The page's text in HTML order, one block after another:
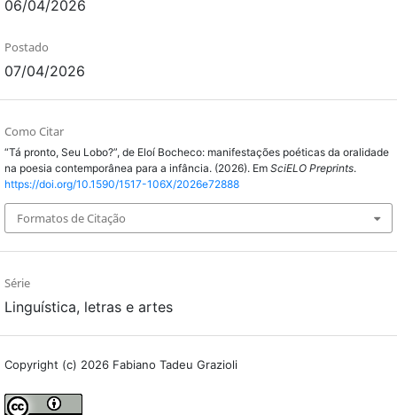
06/04/2026
Postado
07/04/2026
Como Citar
“Tá pronto, Seu Lobo?”, de Eloí Bocheco: manifestações poéticas da oralidade
na poesia contemporânea para a infância. (2026). Em SciELO Preprints.
https://doi.org/10.1590/1517-106X/2026e72888
Formatos de Citação
Série
Linguística, letras e artes
Copyright (c) 2026 Fabiano Tadeu Grazioli